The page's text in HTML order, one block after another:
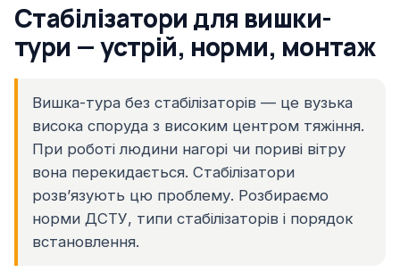
Стабілізатори для вишки-
тури — устрій, норми, монтаж
Вишка-тура без стабілізаторів — це вузька
висока споруда з високим центром тяжіння.
При роботі людини нагорі чи пориві вітру
вона перекидається. Стабілізатори
розвʼязують цю проблему. Розбираємо
норми ДСТУ, типи стабілізаторів і порядок
встановлення.